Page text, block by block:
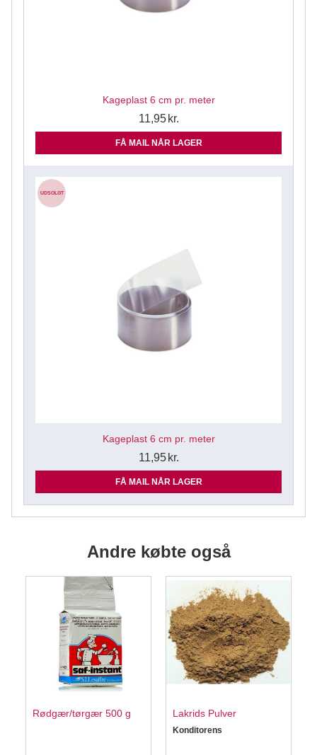
Kageplast 6 cm pr. meter
11,95 kr.
FÅ MAIL NÅR LAGER
UDSOLGT
Kageplast 6 cm pr. meter
11,95 kr.
FÅ MAIL NÅR LAGER
Andre købte også
Rødgær/tørgær 500 g Lakrids Pulver
Konditorens